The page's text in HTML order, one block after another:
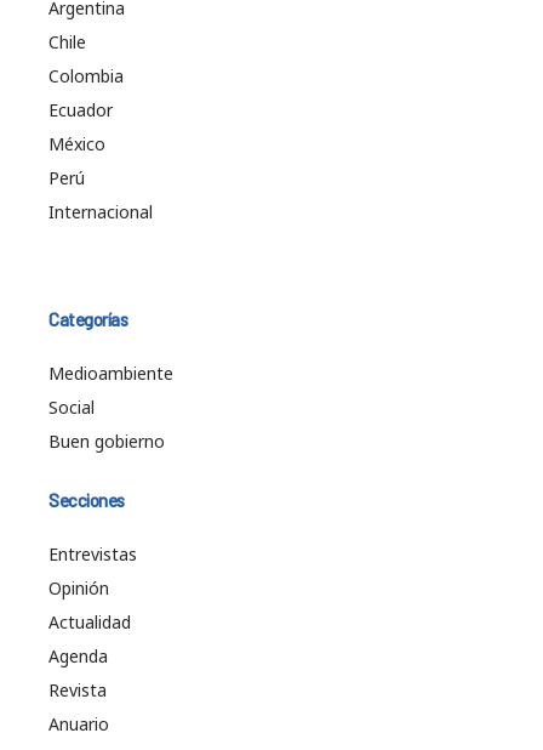
Argentina
Chile
Colombia
Ecuador
México
Perú
Internacional
Categorías
Medioambiente
Social
Buen gobierno
Secciones
Entrevistas
Opinión
Actualidad
Agenda
Revista
Anuario